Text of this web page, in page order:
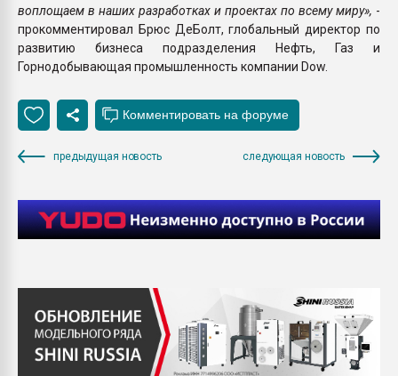
воплощаем в наших разработках и проектах по всему миру», -
прокомментировал Брюс ДеБолт, глобальный директор по
развитию бизнеса подразделения Нефть, Газ и
Горнодобывающая промышленность компании Dow.
предыдущая новость следующая новость